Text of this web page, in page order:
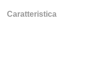
Caratteristica